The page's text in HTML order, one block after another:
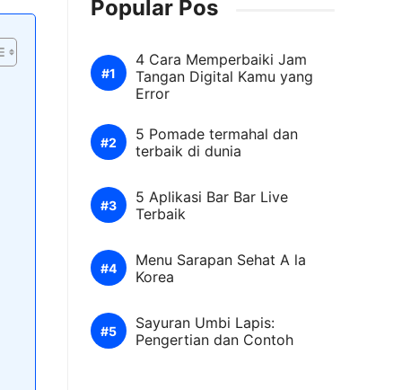
Popular Pos
4 Cara Memperbaiki Jam
Tangan Digital Kamu yang
Error
5 Pomade termahal dan
terbaik di dunia
5 Aplikasi Bar Bar Live
Terbaik
Menu Sarapan Sehat A la
Korea
Sayuran Umbi Lapis:
Pengertian dan Contoh